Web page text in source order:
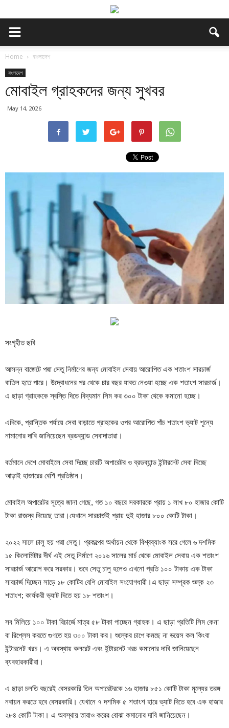
Home বাংলাদেশ
বাংলাদেশ
মোবাইল গ্রাহকদের জন্য সুখবর
May 14, 2026
সংগৃহীত ছবি
আসন্ন বাজেটে পদ্মা সেতু নির্মাণের জন্য মোবাইল সেবায় আরোপিত এক শতাংশ সারচার্জ
বাতিল হতে পারে। উদ্বোধনের পর থেকে চার বছর যাবত নেওয়া হচ্ছে এক শতাংশ সারচার্জ।
এ ছাড়া গ্রাহককে স্বস্তি দিতে বিদ্যমান সিম কর ৩০০ টাকা থেকে কমানো হচ্ছে।
এদিকে, প্রান্তিক পর্যায়ে সেবা বাড়াতে গ্রাহকের ওপর আরোপিত পাঁচ শতাংশ ভ্যাট শূন্যে
নামানোর দাবি জানিয়েছেন ব্রডব্যান্ড সেবাদাতারা।
বর্তমানে দেশে মোবাইলে সেবা দিচ্ছে চারটি অপারেটর ও ব্রডব্যান্ড ইন্টারনেট সেবা দিচ্ছে
আড়াই হাজারের বেশি প্রতিষ্ঠান।
মোবাইল অপারেটর সূত্রে জানা গেছে, গত ১০ বছরে সরকারকে প্রায় ১ লাখ ৮০ হাজার কোটি
টাকা রাজস্ব দিয়েছে তারা।যেখানে সারচার্জই প্রায় দুই হাজার ৮০০ কোটি টাকা।
২০২২ সালে চালু হয় পদ্মা সেতু। প্রকল্পের অর্থায়ন থেকে বিশ্বব্যাংক সরে গেলে ৬ দশমিক
১৫ কিলোমিটার দীর্ঘ এই সেতু নির্মাণে ২০১৬ সালের মার্চ থেকে মোবাইল সেবায় এক শতাংশ
সারচার্জ আরোপ করে সরকার। তবে সেতু চালু হলেও এখনো প্রতি ১০০ টাকায় এক টাকা
সারচার্জ দিচ্ছেন সাড়ে ১৮ কোটির বেশি মোবাইল সংযোগধারী।এ ছাড়া সম্পূরক শুল্ক ২৩
শতাংশ; কার্যকরী ভ্যাট দিতে হয় ১৮ শতাংশ।
সব মিলিয়ে ১০০ টাকা রিচার্জে মাত্র ৫৮ টাকা পাচ্ছেন গ্রাহক। এ ছাড়া প্রতিটি সিম কেনা
বা রিপ্লেস করতে গুণতে হয় ৩০০ টাকা কর। শুল্কের চাপে কমছে না ভয়েস কল কিংবা
ইন্টারনেট খরচ। এ অবস্থায় কলরেট এবং ইন্টারনেট খরচ কমানোর দাবি জানিয়েছেন
ব্যবহারকারীরা।
এ ছাড়া চলতি বছরেই বেসরকারি তিন অপারেটরকে ১৬ হাজার ৮৫১ কোটি টাকা মূল্যের তরঙ্গ
নবায়ন করতে হবে বেসরকারি। যেখানে ৭ দশমিক ৫ শতাংশ হারে ভ্যাট দিতে হবে এক হাজার
২৮৪ কোটি টাকা। এ অবস্থায় তারাও করের বোঝা কমানোর দাবি জানিয়েছেন।